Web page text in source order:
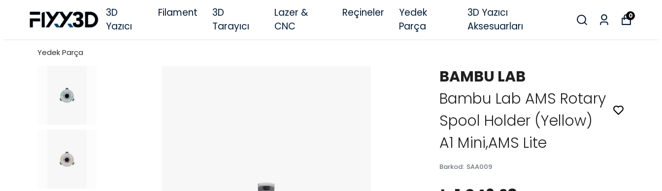
3D
Yazıcı
Filament
3D
Tarayıcı
Lazer &
CNC
Reçineler
Yedek
Parça
3D Yazıcı
Aksesuarları
0
Yedek Parça
BAMBU LAB
Bambu Lab AMS Rotary
Spool Holder (Yellow)
A1 Mini,AMS Lite
Barkod: SAA009